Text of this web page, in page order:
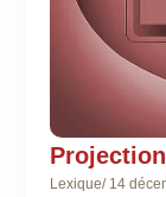
Lexique/ 14